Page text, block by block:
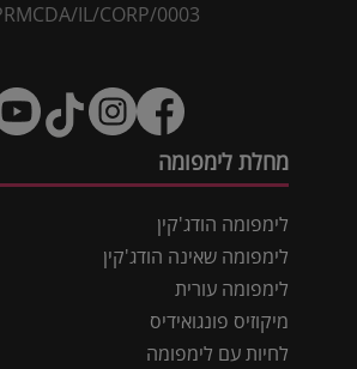
IL/CORP/0003
מחלת לימפומה
לימפומה הודג'קין
לימפומה שאינה הודג'קין
לימפומה עורית
מיקוזיס פונגואידיס
לחיות עם לימפומה